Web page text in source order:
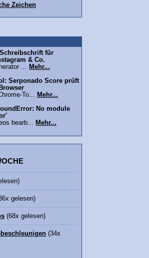
Zeichen
für
& Co.
... Mehr...
Serponado Score prüft
To... Mehr...
No module
bearb... Mehr...
gelesen)
(68x gelesen)
(34x